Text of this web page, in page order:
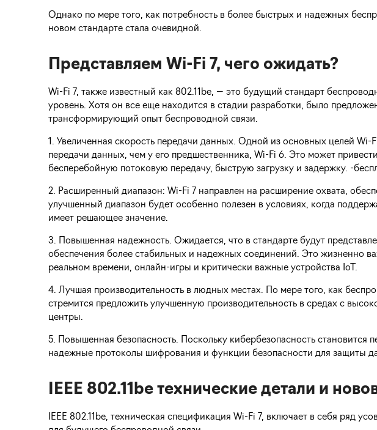
Однако по мере того, как потребность в более быстрых и надежных
новом стандарте стала очевидной.
Представляем Wi-Fi 7, чего ожидать?
Wi-Fi 7, также известный как 802.11be, — это будущий стандарт
уровень. Хотя он все еще находится в стадии разработки, было
трансформирующий опыт беспроводной связи.
1. Увеличенная скорость передачи данных. Одной из основных целей Wi-
передачи данных, чем у его предшественника, Wi-Fi 6. Это может
бесперебойную потоковую передачу, быструю загрузку и задержку. -
2. Расширенный диапазон: Wi-Fi 7 направлен на расширение охвата,
улучшенный диапазон будет особенно полезен в условиях, когда
имеет решающее значение.
3. Повышенная надежность. Ожидается, что в стандарте будут
обеспечения более стабильных и надежных соединений. Это жизненно
реальном времени, онлайн-игры и критически важные устройства IoT.
4. Лучшая производительность в людных местах. По мере того, как
стремится предложить улучшенную производительность в средах с
центры.
5. Повышенная безопасность. Поскольку кибербезопасность становится
надежные протоколы шифрования и функции безопасности для защиты
IEEE 802.11be технические детали и
IEEE 802.11be, техническая спецификация Wi-Fi 7, включает в себя ряд